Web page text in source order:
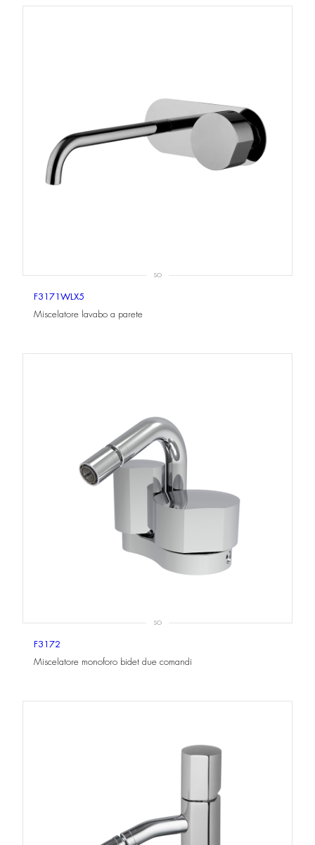
SO
F3171WLX5
Miscelatore lavabo a parete
SO
F3172
Miscelatore monoforo bidet due comandi